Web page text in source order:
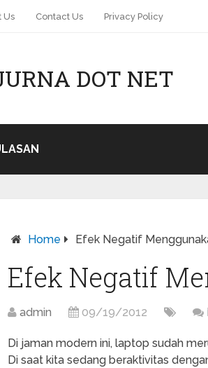
Us Contact Us Privacy Policy
DOT NET
Home Efek Negatif
Efek Negatif
admin 09/19/2012
Di jaman modern ini, laptop sudah
Di saat kita sedang beraktivitas